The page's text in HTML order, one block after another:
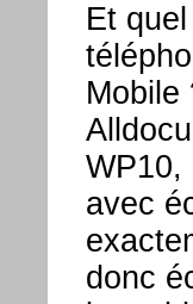
Et
Mobile
WP10,
avec
donc